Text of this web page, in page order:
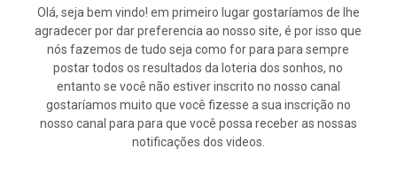
Olá, seja bem vindo! em primeiro lugar gostaríamos de lhe
agradecer por dar preferencia ao nosso site, é por isso que
nós fazemos de tudo seja como for para para sempre
postar todos os resultados da loteria dos sonhos, no
entanto se você não estiver inscrito no nosso canal
gostaríamos muito que você fizesse a sua inscrição no
nosso canal para para que você possa receber as nossas
notificações dos videos.